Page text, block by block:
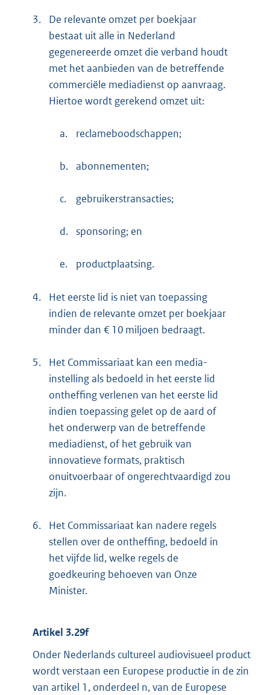
3.
De relevante omzet per boekjaar
bestaat uit alle in Nederland
gegenereerde omzet die verband houdt
met het aanbieden van de betreffende
commerciële mediadienst op aanvraag.
Hiertoe wordt gerekend omzet uit:
a. reclameboodschappen;
b. abonnementen;
c. gebruikerstransacties;
d. sponsoring; en
e. productplaatsing.
4.
Het eerste lid is niet van toepassing
indien de relevante omzet per boekjaar
minder dan € 10 miljoen bedraagt.
5.
Het Commissariaat kan een media-
instelling als bedoeld in het eerste lid
ontheffing verlenen van het eerste lid
indien toepassing gelet op de aard of
het onderwerp van de betreffende
mediadienst, of het gebruik van
innovatieve formats, praktisch
onuitvoerbaar of ongerechtvaardigd zou
zijn.
6.
Het Commissariaat kan nadere regels
stellen over de ontheffing, bedoeld in
het vijfde lid, welke regels de
goedkeuring behoeven van Onze
Minister.
Artikel 3.29f
Onder Nederlands cultureel audiovisueel product
wordt verstaan een Europese productie in de zin
van artikel 1, onderdeel n, van de Europese